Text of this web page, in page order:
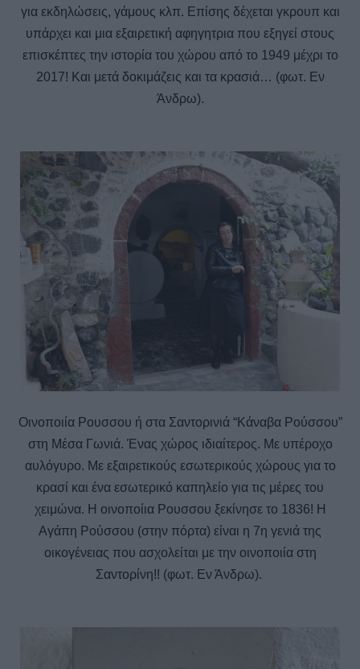
για εκδηλώσεις, γάμους κλπ. Επίσης δέχεται γκρουπ και
υπάρχει και μια εξαιρετική αφηγητρια που εξηγεί στους
επισκέπτες την ιστορία του χώρου από το 1949 μέχρι το
2017! Και μετά δοκιμάζεις και τα κρασιά… (φωτ. Εν
Άνδρω).
Οινοποιία Ρουσσου ή στα Σαντορινιά “Κάναβα Ρούσσου”
στη Μέσα Γωνιά. Ένας χώρος ιδιαίτερος. Με υπέροχο
αυλόγυρο. Με εξαιρετικούς εσωτερικούς χώρους για το
κρασί και ένα εσωτερικό καπηλείο για τις μέρες του
χειμώνα. Η οινοποίια Ρουσσου ξεκίνησε το 1836! Η
Αγάπη Ρούσσου (στην πόρτα) είναι η 7η γενιά της
οικογένειας που ασχολείται με την οινοποιία στη
Σαντορίνη!! (φωτ. Εν Άνδρω).